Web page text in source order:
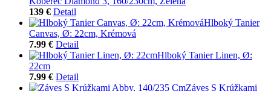
139 € Detail
Hlboký Tanier
Canvas, Ø: 22cm, Krémová
7.99 € Detail
Hlboký Tanier Linen, Ø:
22cm
7.99 € Detail
Záves S Krúžkami